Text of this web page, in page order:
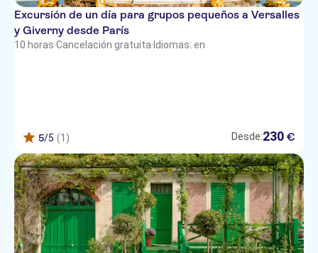
Excursión de un día para grupos pequeños a Versalles
y Giverny desde París
10 horas·Cancelación gratuita· Idiomas: en
5/5 (1) Desde:230 €